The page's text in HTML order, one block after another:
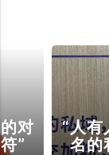
对
”
“人有
名的